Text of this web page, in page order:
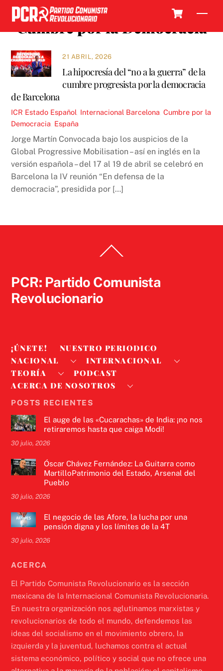
Skip
contentCumbre por la Democracia
21 ABRIL, 2026
La hipocresía del “no a la guerra” de la
cumbre progresista por la democracia
de Barcelona
ICR Estado Español Internacional Barcelona ,Cumbre por la
Democracia España
Jorge Martín Convocada bajo los auspicios de la
Global Progressive Mobilisation – así en inglés en la
versión española – del 17 al 19 de abril se celebró en
Barcelona la IV reunión “En defensa de la
democracia”, presidida por […]
To
PCR: Partido Comunista
Revolucionario
¡ÚNETE!
NUESTRO PERIODICO
NACIONAL
INTERNACIONAL
TEORÍA
PODCAST
ACERCA DE NOSOTROS
POSTS RECIENTES
El auge de las «Cucarachas» de India: ¡no nos
retiraremos hasta que caiga Modi!
30 julio, 2026
Óscar Chávez Fernández: La Guitarra como
MartilloPatrimonio del Estado, Arsenal del
Pueblo
30 julio, 2026
El negocio de las Afore, la lucha por una
pensión digna y los límites de la 4T
30 julio, 2026
ACERCA
El Partido Comunista Revolucionario es la sección
mexicana de la Internacional Comunista Revolucionaria.
En nuestra organización nos aglutinamos marxistas y
revolucionarios de todo el mundo, defendemos las
ideas del socialismo en el movimiento obrero, la
izquierda y la juventud, luchamos contra el actual
sistema económico, político y social que no ofrece una